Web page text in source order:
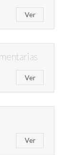
Ver
Ver
Ver